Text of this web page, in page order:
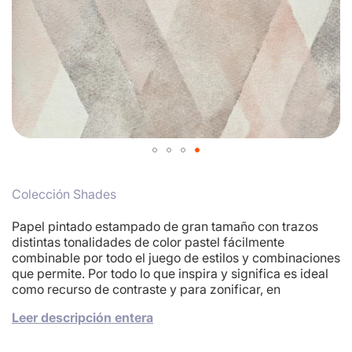
the
of
the
images
gallery
Colección Shades
Papel pintado estampado de gran tamaño con trazos
distintas tonalidades de color pastel fácilmente
combinable por todo el juego de estilos y combinaciones
que permite. Por todo lo que inspira y significa es ideal
como recurso de contraste y para zonificar, en
palo también es para el interiorismo y ni es cursi, ni
Leer descripción entera